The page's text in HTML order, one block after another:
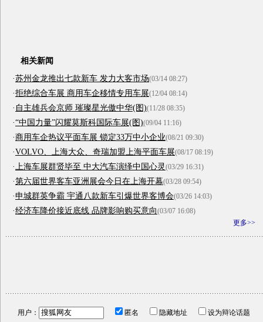
相关新闻
·苏州金龙推出七款新车 发力大客市场(03/14 08:27)
·拒绝综合车展 商用车企移情专用车展(12/04 08:14)
· 自主雄兵会京师 璀璨星光傲中华(图)(11/28 08:35)
·“中国力量”闪耀莫斯科国际车展(图)(09/04 11:16)
·商用车企热议平面车展 锁定33万中小企业(08/21 09:30)
·VOLVO、上海大众、奇瑞加盟上海平面车展(08/17 08:19)
· 上海车展群贤毕至 中大汽车演绎中国心灵(03/29 16:31)
·第六届世界客车亚洲展会今日在上海开幕(03/28 09:54)
·申城群英争霸 宇通八款新车引爆世界客博会(03/26 14:03)
·经济车降价接近底线 品牌影响购买意向(03/07 16:08)
更多>>
用户： 匿名 隐藏地址
设为辩论话题